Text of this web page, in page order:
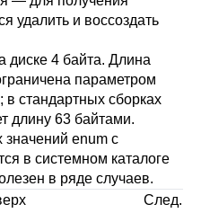
удалить и воссоздать
диске 4 байта. Длина
параметром
; в стандартных сборках
длину 63 байтами.
enum с
в системном каталоге
в ряде случаев.
След.